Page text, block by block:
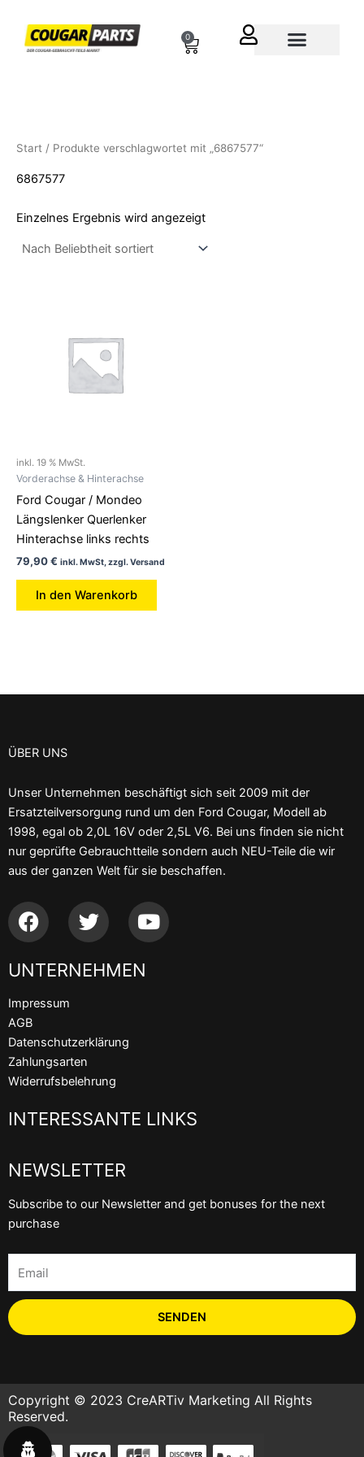
Inhalt
springen
0
Cart
Start / Produkte verschlagwortet mit „6867577“
6867577
Einzelnes Ergebnis wird angezeigt
inkl. 19 % MwSt.
Vorderachse & Hinterachse
Ford Cougar / Mondeo
Längslenker Querlenker
Hinterachse links rechts
79,90€ inkl. MwSt, zzgl. Versand
In den Warenkorb
ÜBER UNS
Unser Unternehmen beschäftigt sich seit 2009 mit der
Ersatzteilversorgung rund um den Ford Cougar, Modell ab
1998, egal ob 2,0L 16V oder 2,5L V6. Bei uns finden sie nicht
nur geprüfte Gebrauchtteile sondern auch NEU-Teile die wir
aus der ganzen Welt für sie beschaffen.
F
a
e
o
o
k
T
w
t
r
Y
o
UNTERNEHMEN
Impressum
AGB
Datenschutzerklärung
Zahlungsarten
Widerrufsbelehrung
INTERESSANTE LINKS
NEWSLETTER
Subscribe to our Newsletter and get bonuses for the next
purchase
SENDEN
Copyright © 2023 CreARTiv Marketing All Rights
Reserved.